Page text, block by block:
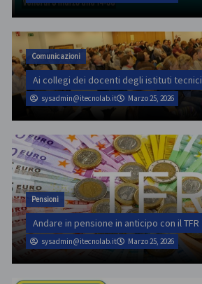
Comunicazioni
Ai collegi dei docenti degli istituti tecnici
sysadmin@itecnolab.it Marzo 25, 2026
Pensioni
Andare in pensione in anticipo con il TFR
sysadmin@itecnolab.it Marzo 25, 2026